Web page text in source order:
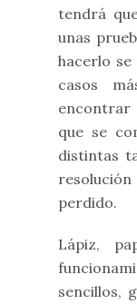
tendrá
unas
hacerlo
casos
que se
distintas
perdido.
Lápiz,
sencillos,